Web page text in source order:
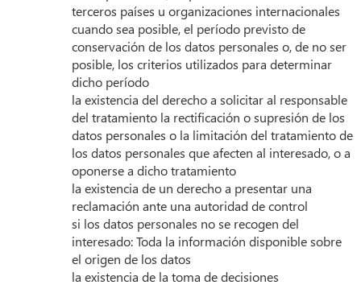
terceros países u organizaciones internacionales
cuando sea posible, el período previsto de
conservación de los datos personales o, de no ser
posible, los criterios utilizados para determinar
dicho período
la existencia del derecho a solicitar al responsable
del tratamiento la rectificación o supresión de los
datos personales o la limitación del tratamiento de
los datos personales que afecten al interesado, o a
oponerse a dicho tratamiento
la existencia de un derecho a presentar una
reclamación ante una autoridad de control
si los datos personales no se recogen del
interesado: Toda la información disponible sobre
el origen de los datos
la existencia de la toma de decisiones